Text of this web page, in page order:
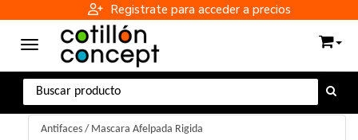
Registrate para acceder a precios
Toggle navigation
Antifaces / Mascara Afelpada Rigida